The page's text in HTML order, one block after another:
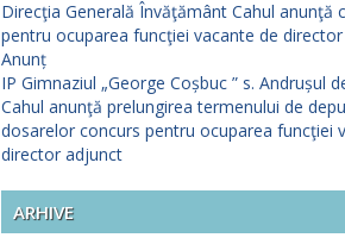
Direcţia Generală Învăţământ Cahul anunţă
pentru ocuparea funcţiei vacante de director
Anunț
IP Gimnaziul „George Coșbuc ” s. Andrușul
Cahul anunţă prelungirea termenului de
dosarelor concurs pentru ocuparea funcţiei
director adjunct
ARHIVE